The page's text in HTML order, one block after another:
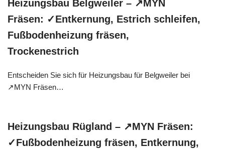
Heizungsbau Belgweiler – ↗️MYN
Fräsen: ✓Entkernung, Estrich schleifen,
Fußbodenheizung fräsen,
Trockenestrich
Entscheiden Sie sich für Heizungsbau für Belgweiler bei
↗️MYN Fräsen…
Heizungsbau Rügland – ↗️MYN Fräsen:
✓Fußbodenheizung fräsen, Entkernung,